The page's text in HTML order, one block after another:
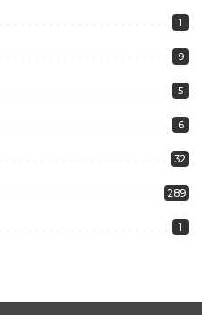
1
9
5
6
32
289
1